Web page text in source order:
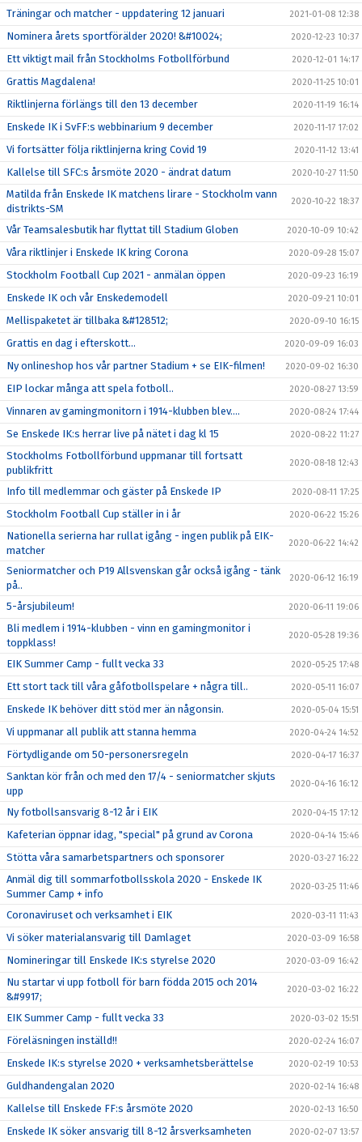
Träningar och matcher - uppdatering 12 januari 2021-01-08 12:38
Nominera årets sportförälder 2020! &#10024; 2020-12-23 10:37
Ett viktigt mail från Stockholms Fotbollförbund 2020-12-01 14:17
Grattis Magdalena! 2020-11-25 10:01
Riktlinjerna förlängs till den 13 december 2020-11-19 16:14
Enskede IK i SvFF:s webbinarium 9 december 2020-11-17 17:02
Vi fortsätter följa riktlinjerna kring Covid 19 2020-11-12 13:41
Kallelse till SFC:s årsmöte 2020 - ändrat datum 2020-10-27 11:50
Matilda från Enskede IK matchens lirare - Stockholm vann
distrikts-SM
2020-10-22 18:37
Vår Teamsalesbutik har flyttat till Stadium Globen 2020-10-09 10:42
Våra riktlinjer i Enskede IK kring Corona 2020-09-28 15:07
Stockholm Football Cup 2021 - anmälan öppen 2020-09-23 16:19
Enskede IK och vår Enskedemodell 2020-09-21 10:01
Mellispaketet är tillbaka &#128512; 2020-09-10 16:15
Grattis en dag i efterskott... 2020-09-09 16:03
Ny onlineshop hos vår partner Stadium + se EIK-filmen! 2020-09-02 16:30
EIP lockar många att spela fotboll.. 2020-08-27 13:59
Vinnaren av gamingmonitorn i 1914-klubben blev.... 2020-08-24 17:44
Se Enskede IK:s herrar live på nätet i dag kl 15 2020-08-22 11:27
Stockholms Fotbollförbund uppmanar till fortsatt
publikfritt
2020-08-18 12:43
Info till medlemmar och gäster på Enskede IP 2020-08-11 17:25
Stockholm Football Cup ställer in i år 2020-06-22 15:26
Nationella serierna har rullat igång - ingen publik på EIK-
matcher
2020-06-22 14:42
Seniormatcher och P19 Allsvenskan går också igång - tänk
på..
2020-06-12 16:19
5-årsjubileum! 2020-06-11 19:06
Bli medlem i 1914-klubben - vinn en gamingmonitor i
toppklass!
2020-05-28 19:36
EIK Summer Camp - fullt vecka 33 2020-05-25 17:48
Ett stort tack till våra gåfotbollspelare + några till.. 2020-05-11 16:07
Enskede IK behöver ditt stöd mer än någonsin. 2020-05-04 15:51
Vi uppmanar all publik att stanna hemma 2020-04-24 14:52
Förtydligande om 50-personersregeln 2020-04-17 16:37
Sanktan kör från och med den 17/4 - seniormatcher skjuts
upp
2020-04-16 16:12
Ny fotbollsansvarig 8-12 år i EIK 2020-04-15 17:12
Kafeterian öppnar idag, "special" på grund av Corona 2020-04-14 15:46
Stötta våra samarbetspartners och sponsorer 2020-03-27 16:22
Anmäl dig till sommarfotbollsskola 2020 - Enskede IK
Summer Camp + info
2020-03-25 11:46
Coronaviruset och verksamhet i EIK 2020-03-11 11:43
Vi söker materialansvarig till Damlaget 2020-03-09 16:58
Nomineringar till Enskede IK:s styrelse 2020 2020-03-09 16:42
Nu startar vi upp fotboll för barn födda 2015 och 2014
&#9917;
2020-03-02 16:22
EIK Summer Camp - fullt vecka 33 2020-03-02 15:51
Föreläsningen inställd!! 2020-02-24 16:07
Enskede IK:s styrelse 2020 + verksamhetsberättelse 2020-02-19 10:53
Guldhandengalan 2020 2020-02-14 16:48
Kallelse till Enskede FF:s årsmöte 2020 2020-02-13 16:50
Enskede IK söker ansvarig till 8-12 årsverksamheten 2020-02-07 13:57